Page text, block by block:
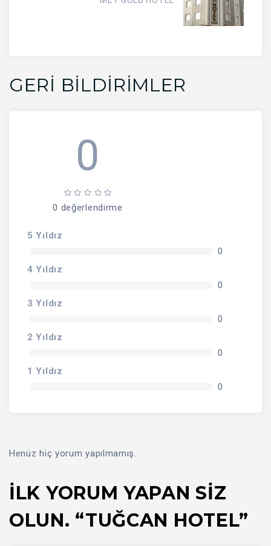
GERI BILDIRIMLER
0
0 değerlendirme
5 Yıldız
0
4 Yıldız
0
3 Yıldız
0
2 Yıldız
0
1 Yıldız
0
Henüz hiç yorum yapılmamış.
İLK YORUM YAPAN SIZ
OLUN. “TUĞCAN HOTEL”